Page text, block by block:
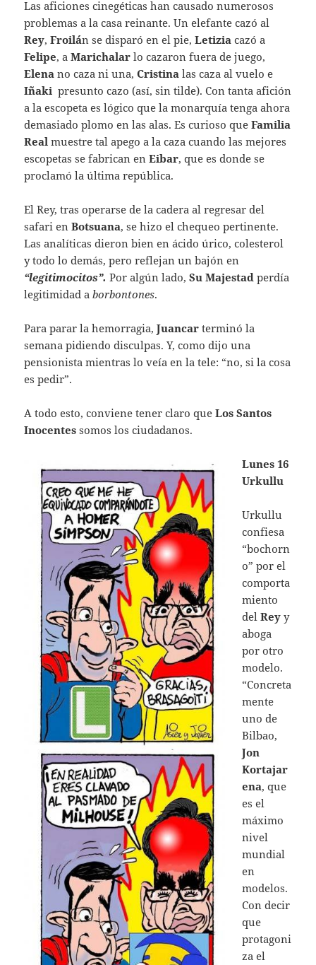
Las aficiones cinegéticas han causado numerosos
problemas a la casa reinante. Un elefante cazó al
Rey,Froilán se disparó en el pie,Letiziacazó a
Felipe, aMarichalar lo cazaron fuera de juego,
Elena no caza ni una,Cristina las caza al vuelo e
Iñaki presunto cazo (así, sin tilde). Con tanta afición
a la escopeta es lógico que la monarquía tenga ahora
demasiado plomo en las alas. Es curioso queFamilia
Real muestre tal apego a la caza cuando las mejores
escopetas se fabrican enEibar, que es donde se
proclamó la última república.
El Rey, tras operarse de la cadera al regresar del
safari enBotsuana, se hizo el chequeo pertinente.
Las analíticas dieron bien en ácido úrico, colesterol
y todo lo demás, pero reflejan un bajón en
“legitimocitos”. Por algún lado,Su Majestad perdía
legitimidad aborbontones.
Para parar la hemorragia,Juancar terminó la
semana pidiendo disculpas. Y, como dijo una
pensionista mientras lo veía en la tele: “no, si la cosa
es pedir”.
A todo esto, conviene tener claro queLos Santos
Inocentes somos los ciudadanos.
Lunes 16
Urkullu
Urkullu
confiesa
“bochorn
o” por el
comporta
miento
delRey y
aboga
por otro
modelo.
“Concreta
mente
uno de
Bilbao,
Jon
Kortajar
ena, que
es el
máximo
nivel
mundial
en
modelos.
Con decir
que
protagoni
za el